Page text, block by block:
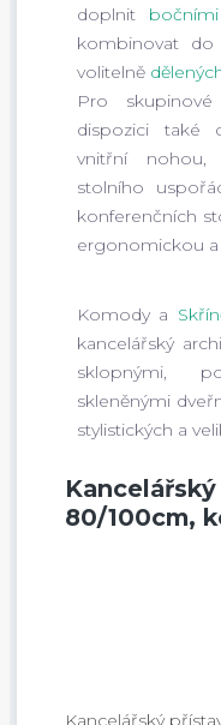
doplnit
kombinovat do
volitelně
Pro
dispozici také
vnitřní nohou,
stolního
konferenčních
ergonomickou
Komody a
kancelářský
sklopnými,
skleněnými
stylistických a
80/100cm,
Kancelářský